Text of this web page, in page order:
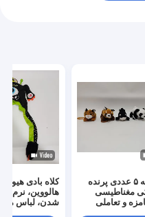
مجموعه ۵ عددی پرنده
مغناطیسی
و تعاملی
کلاه بادی
هالووین، نرم،
شدن، لباس